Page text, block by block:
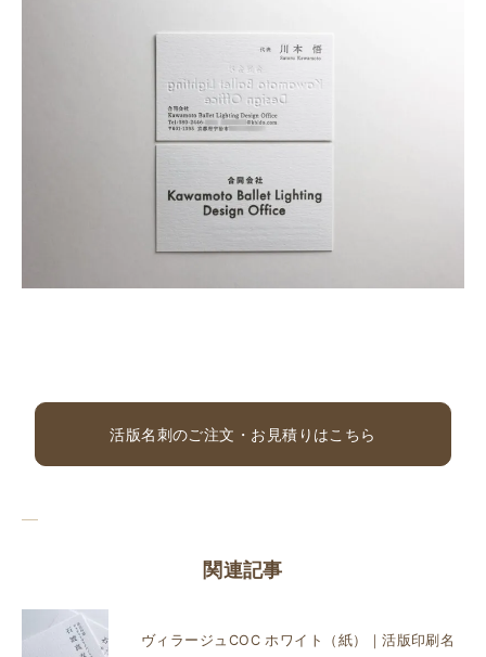
活版名刺のご注文・お見積りはこちら
関連記事
ヴィラージュCOC ホワイト（紙）｜活版印刷名